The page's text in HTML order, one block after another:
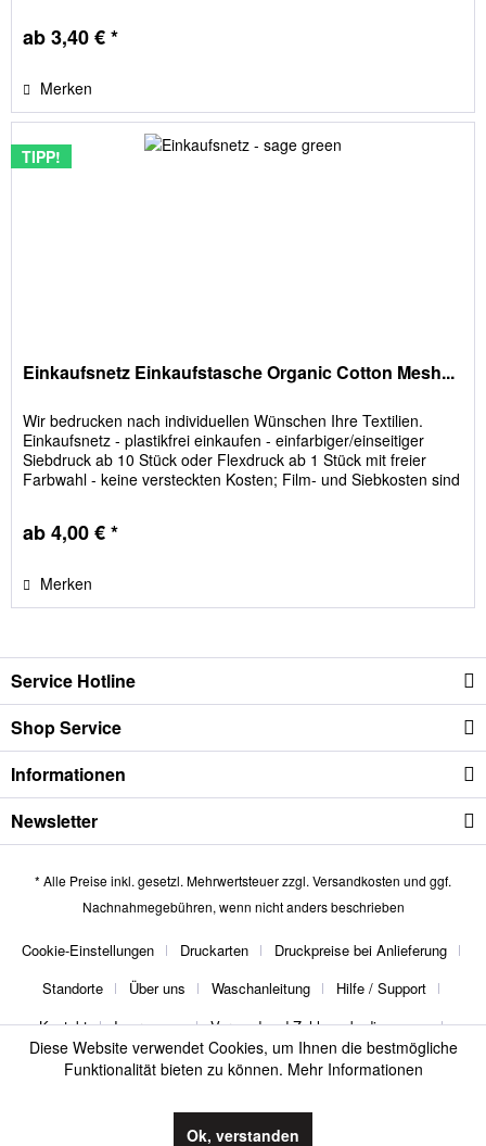
ab 3,40 € *
Merken
TIPP!
Einkaufsnetz Einkaufstasche Organic Cotton Mesh...
Wir bedrucken nach individuellen Wünschen Ihre Textilien.
Einkaufsnetz - plastikfrei einkaufen - einfarbiger/einseitiger
Siebdruck ab 10 Stück oder Flexdruck ab 1 Stück mit freier
Farbwahl - keine versteckten Kosten; Film- und Siebkosten sind
ab 4,00 € *
Merken
Service Hotline
Shop Service
Informationen
Newsletter
* Alle Preise inkl. gesetzl. Mehrwertsteuer zzgl. Versandkosten und ggf.
Nachnahmegebühren, wenn nicht anders beschrieben
Cookie-Einstellungen Druckarten
Druckpreise bei Anlieferung
Standorte
Über uns Waschanleitung
Hilfe / Support
Kontakt
Impressum
Versand und Zahlungsbedingungen
Widerrufsrecht
Datenschutz
AGB
Diese Website verwendet Cookies, um Ihnen die bestmögliche
Funktionalität bieten zu können. Mehr Informationen
Ok, verstanden